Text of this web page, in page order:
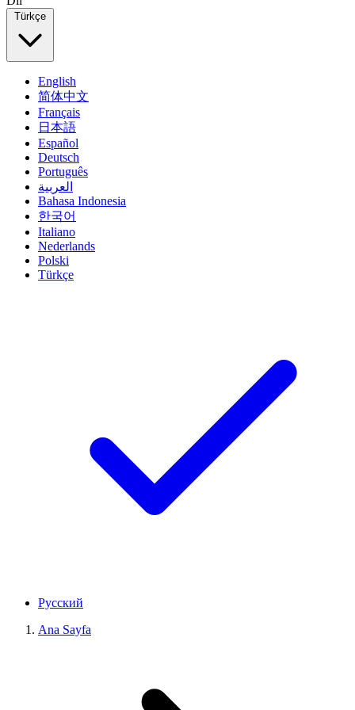
Türkçe
English
简体中文
Français
日本語
Español
Deutsch
Português
العربية
Bahasa Indonesia
한국어
Italiano
Nederlands
Polski
Türkçe
Русский
Ana Sayfa